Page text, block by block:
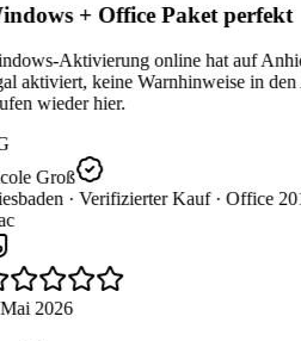
+ Office Paket perfekt
Aktivierung online hat auf
aktiviert, keine Warnhinweise in den
wieder hier.
Groß
· Verifizierter Kauf · Office
2026